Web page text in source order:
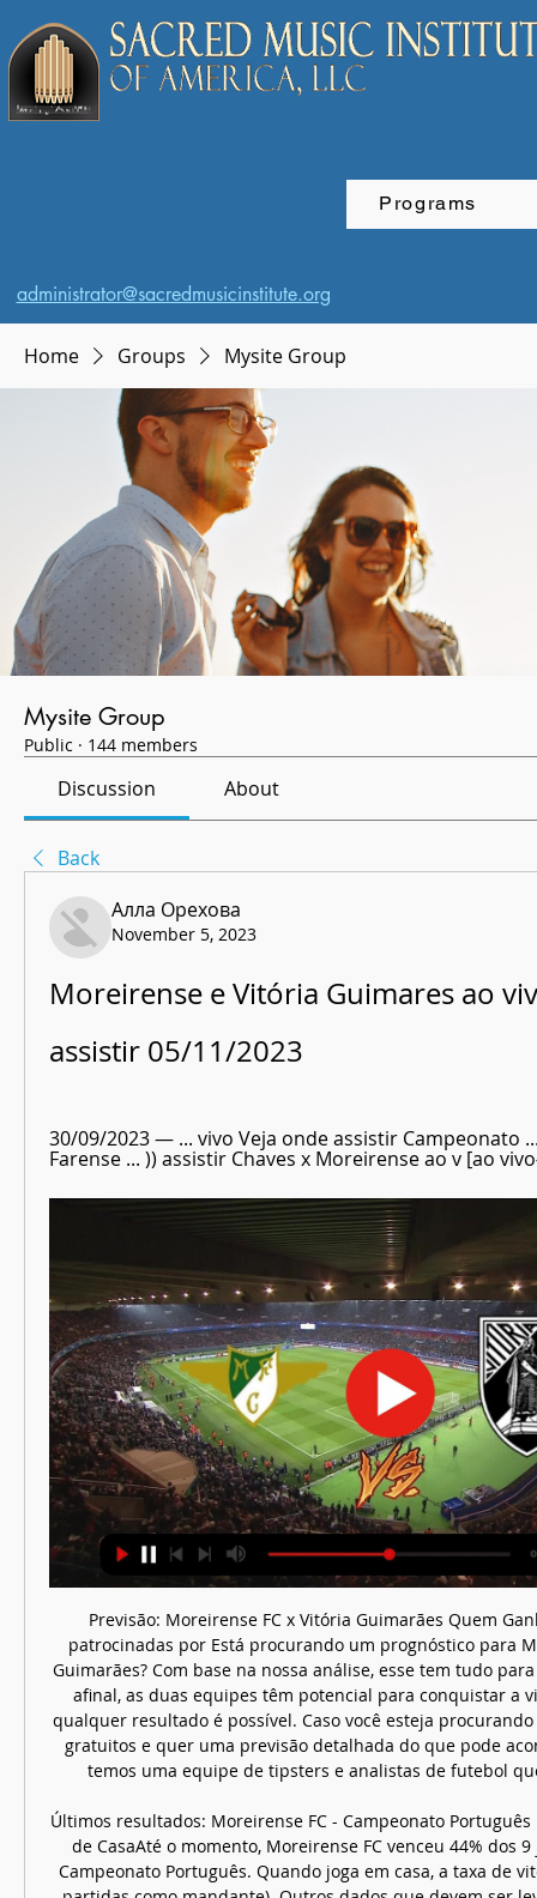
Programs
administrator@sacredmusicinstitute.org
Home Groups Mysite Group
Mysite Group
Public · 144 members
Discussion About
Back
Алла Орехова
November 5, 2023
Moreirense e Vitória Guimares ao
assistir 05/11/2023
30/09/2023 — ... vivo Veja onde assistir Campeonato
Farense ... )) assistir Chaves x Moreirense ao v [ao
Previsão: Moreirense FC x Vitória Guimarães Quem
patrocinadas por Está procurando um prognóstico para
Guimarães? Com base na nossa análise, esse tem tudo
afinal, as duas equipes têm potencial para conquistar a
qualquer resultado é possível. Caso você esteja
gratuitos e quer uma previsão detalhada do que pode
temos uma equipe de tipsters e analistas de futebol
Últimos resultados: Moreirense FC - Campeonato
de CasaAté o momento, Moreirense FC venceu 44% dos
Campeonato Português. Quando joga em casa, a taxa de